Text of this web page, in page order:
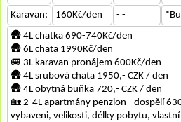
Karavan:
160Kč/den - -
🛖 4L chatka 690-740Kč/den
🛖 6L chata 1990Kč/den
🚐 3L karavan pronájem 600Kč/den
🛖 4L srubová chata 1950,- CZK / den
🛖 4L obytná buňka 720,- CZK / den
🏡 2-4L apartmány penzion - dospělí
vybaveni, velikosti, délky pobytu, vlastní